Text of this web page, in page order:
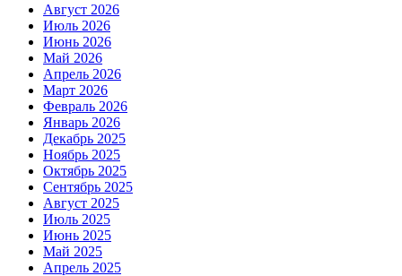
Август 2026
Июль 2026
Июнь 2026
Май 2026
Апрель 2026
Март 2026
Февраль 2026
Январь 2026
Декабрь 2025
Ноябрь 2025
Октябрь 2025
Сентябрь 2025
Август 2025
Июль 2025
Июнь 2025
Май 2025
Апрель 2025